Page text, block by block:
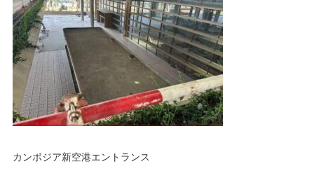
カンボジア新空港エントランス